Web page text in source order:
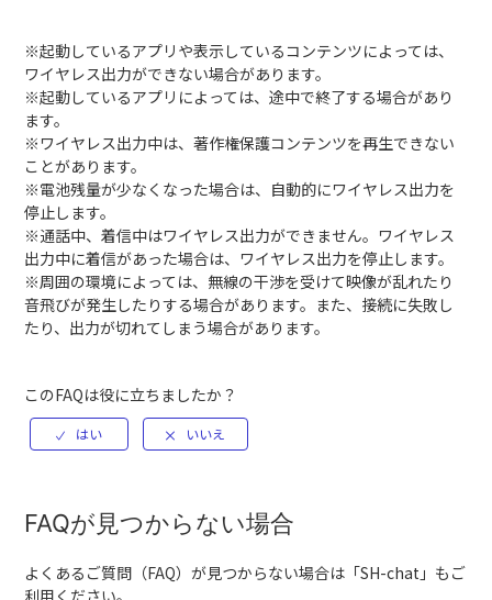
※起動しているアプリや表示しているコンテンツによっては、
ワイヤレス出力ができない場合があります。
※起動しているアプリによっては、途中で終了する場合があり
ます。
※ワイヤレス出力中は、著作権保護コンテンツを再生できない
ことがあります。
※電池残量が少なくなった場合は、自動的にワイヤレス出力を
停止します。
※通話中、着信中はワイヤレス出力ができません。ワイヤレス
出力中に着信があった場合は、ワイヤレス出力を停止します。
※周囲の環境によっては、無線の干渉を受けて映像が乱れたり
音飛びが発生したりする場合があります。また、接続に失敗し
たり、出力が切れてしまう場合があります。
このFAQは役に立ちましたか？
FAQが見つからない場合
よくあるご質問（FAQ）が見つからない場合は「SH-chat 」もご